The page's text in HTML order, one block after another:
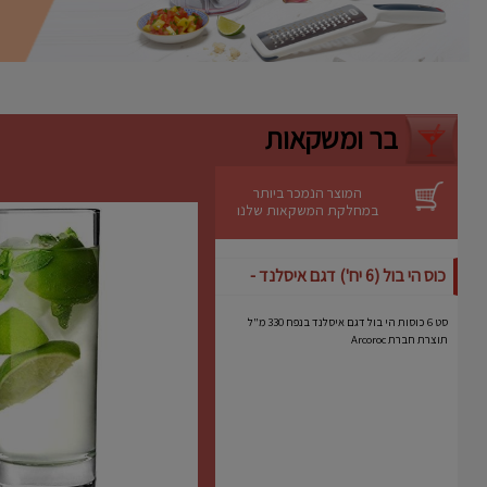
מתאימה לשימוש בתנור
בטמפרטורות
גבוהות.
ניקוי קל– ניתן לשטיפה ידנית מהירה.
רגישים.
מבטיחה תוצאה מקצועית גם באפייה
ביתית.
בר ומשקאות
המוצר הנמכר ביותר
במחלקת המשקאות שלנו
כוס הי בול (6 יח') דגם איסלנד -
סט 6 כוסות הי בול דגם איסלנד בנפח 330 מ"ל
תוצרת חברת Arcoroc